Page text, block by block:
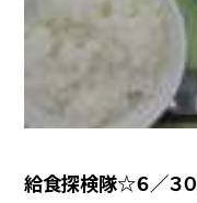
給食探検隊☆６／３